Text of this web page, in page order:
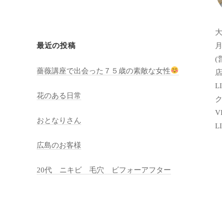
最近の投稿
薔薇講座で出会った７５歳の素敵な女性
花のある日常
おとなりさん
広島のお客様
20代 ニキビ 毛穴 ビフォーアフター
(